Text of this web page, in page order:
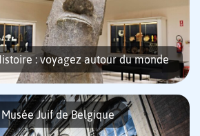
: voyagez autour du monde
Juif de Belgique